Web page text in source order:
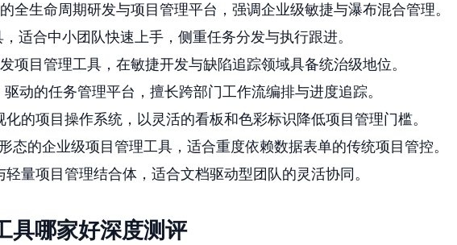
全生命周期研发与项目管理平台，强调企业级敏捷与瀑布混合管理。
适合中小团队快速上手，侧重任务分发与执行跟进。
项目管理工具，在敏捷开发与缺陷追踪领域具备统治级地位。
驱动的任务管理平台，擅长跨部门工作流编排与进度追踪。
化的项目操作系统，以灵活的看板和色彩标识降低项目管理门槛。
态的企业级项目管理工具，适合重度依赖数据表单的传统项目管控。
量项目管理结合体，适合文档驱动型团队的灵活协同。
哪家好深度测评